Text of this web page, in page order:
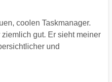
coolen Taskmanager.
gut. Er sieht meiner
und